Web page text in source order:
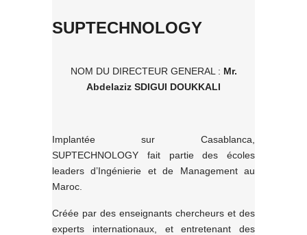
SUPTECHNOLOGY
NOM DU DIRECTEUR GENERAL : Mr.
Abdelaziz SDIGUI DOUKKALI
Implantée sur Casablanca,
SUPTECHNOLOGY fait partie des écoles
leaders d’Ingénierie et de Management au
Maroc.
Créée par des enseignants chercheurs et des
experts internationaux, et entretenant des